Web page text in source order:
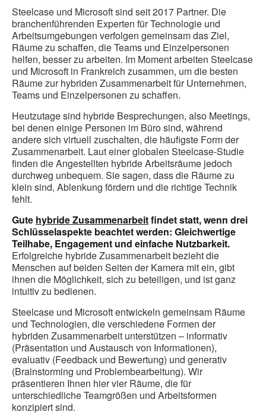
Steelcase und Microsoft sind seit 2017 Partner. Die
branchenführenden Experten für Technologie und
Arbeitsumgebungen verfolgen gemeinsam das Ziel,
Räume zu schaffen, die Teams und Einzelpersonen
helfen, besser zu arbeiten. Im Moment arbeiten Steelcase
und Microsoft in Frankreich zusammen, um die besten
Räume zur hybriden Zusammenarbeit für Unternehmen,
Teams und Einzelpersonen zu schaffen.
Heutzutage sind hybride Besprechungen, also Meetings,
bei denen einige Personen im Büro sind, während
andere sich virtuell zuschalten, die häufigste Form der
Zusammenarbeit. Laut einer globalen Steelcase-Studie
finden die Angestellten hybride Arbeitsräume jedoch
durchweg unbequem. Sie sagen, dass die Räume zu
klein sind, Ablenkung fördern und die richtige Technik
fehlt.
Gute hybride Zusammenarbeitfindet statt, wenn drei
Schlüsselaspekte beachtet werden: Gleichwertige
Teilhabe, Engagement und einfache Nutzbarkeit.
Erfolgreiche hybride Zusammenarbeit bezieht die
Menschen auf beiden Seiten der Kamera mit ein, gibt
ihnen die Möglichkeit, sich zu beteiligen, und ist ganz
intuitiv zu bedienen.
Steelcase und Microsoft entwickeln gemeinsam Räume
und Technologien, die verschiedene Formen der
hybriden Zusammenarbeit unterstützen – informativ
(Präsentation und Austausch von Informationen),
evaluativ (Feedback und Bewertung) und generativ
(Brainstorming und Problembearbeitung). Wir
präsentieren Ihnen hier vier Räume, die für
unterschiedliche Teamgrößen und Arbeitsformen
konzipiert sind.